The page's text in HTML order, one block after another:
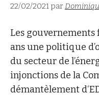
22/02/2021 par
Les gouvernements
ans une politique
du secteur de
injonctions de la
démantèlement